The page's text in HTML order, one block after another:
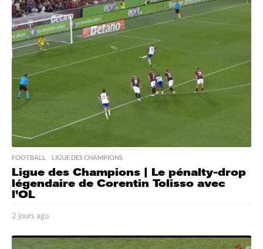
s
a
g
o
FOOTBALL ,LIGUE DES CHAMPIONS
Ligue des Champions | Le pénalty-drop
légendaire de Corentin Tolisso avec
l’OL
2 jours ago
o